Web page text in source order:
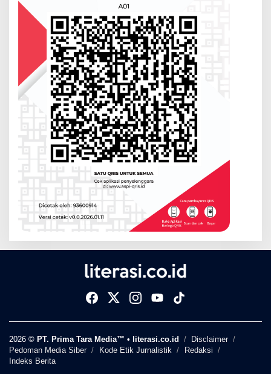
2026 © PT. Prima Tara Media™ • literasi.co.id
Disclaimer
Pedoman Media Siber
Kode Etik Jurnalistik
Redaksi
Indeks Berita